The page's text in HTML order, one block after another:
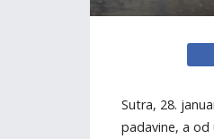
Sutra, 28.
padavine, a